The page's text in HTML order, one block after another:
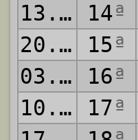
13.12.1981
14ª
20.12.1981
15ª
03.01.1982
16ª
10.01.1982
17ª